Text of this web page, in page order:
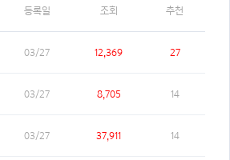
등록일 조회 추천
03/27 12,369 27
03/27 8,705 14
03/27 37,911 14